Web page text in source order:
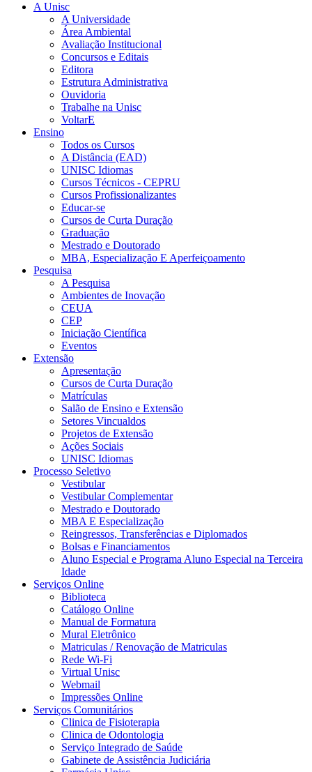
A Unisc
A Universidade
Área Ambiental
Avaliação Institucional
Concursos e Editais
Editora
Estrutura Administrativa
Ouvidoria
Trabalhe na Unisc
VoltarE
Ensino
Todos os Cursos
A Distância (EAD)
UNISC Idiomas
Cursos Técnicos - CEPRU
Cursos Profissionalizantes
Educar-se
Cursos de Curta Duração
Graduação
Mestrado e Doutorado
MBA, Especialização E Aperfeiçoamento
Pesquisa
A Pesquisa
Ambientes de Inovação
CEUA
CEP
Iniciação Científica
Eventos
Extensão
Apresentação
Cursos de Curta Duração
Matrículas
Salão de Ensino e Extensão
Setores Vincualdos
Projetos de Extensão
Ações Sociais
UNISC Idiomas
Processo Seletivo
Vestibular
Vestibular Complementar
Mestrado e Doutorado
MBA E Especialização
Reingressos, Transferências e Diplomados
Bolsas e Financiamentos
Aluno Especial e Programa Aluno Especial na Terceira
Idade
Serviços Online
Biblioteca
Catálogo Online
Manual de Formatura
Mural Eletrônico
Matriculas / Renovação de Matriculas
Rede Wi-Fi
Virtual Unisc
Webmail
Impressões Online
Serviços Comunitários
Clinica de Fisioterapia
Clinica de Odontologia
Serviço Integrado de Saúde
Gabinete de Assistência Judiciária